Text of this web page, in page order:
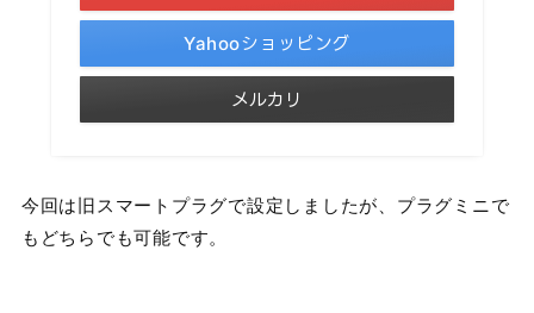
Yahooショッピング
メルカリ
今回は旧スマートプラグで設定しましたが、プラグミニで
もどちらでも可能です。